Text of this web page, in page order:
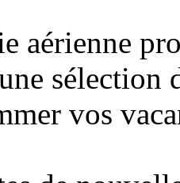
aérienne
sélection
vos